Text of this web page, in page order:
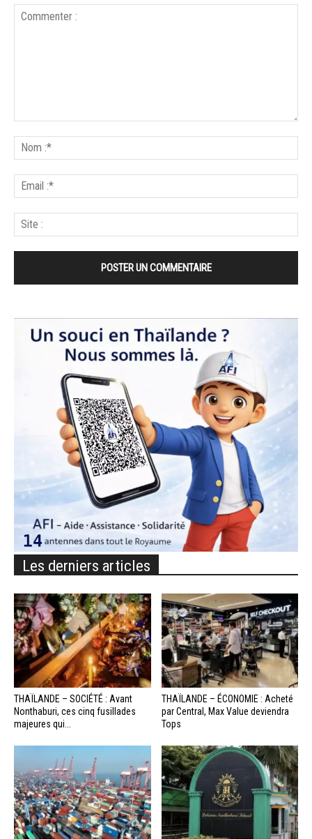
Les derniers articles
THAÏLANDE – SOCIÉTÉ : Avant
Nonthaburi, ces cinq fusillades
majeures qui...
THAÏLANDE – ÉCONOMIE : Acheté
par Central, Max Value deviendra
Tops